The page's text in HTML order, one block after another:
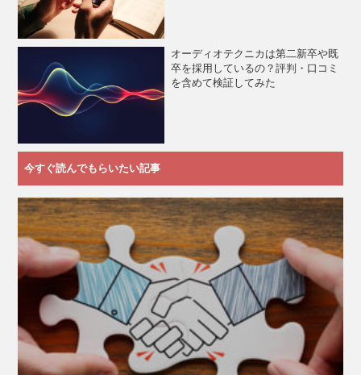
オーディオテクニカは第二新卒や既
卒を採用しているの？評判・口コミ
を含めて検証してみた
今すぐ読んでもらいたい記事